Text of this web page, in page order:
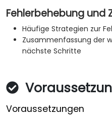
Fehlerbehebung und
Häufige Strategien zur
Zusammenfassung der
nächste Schritte
Voraussetzungen